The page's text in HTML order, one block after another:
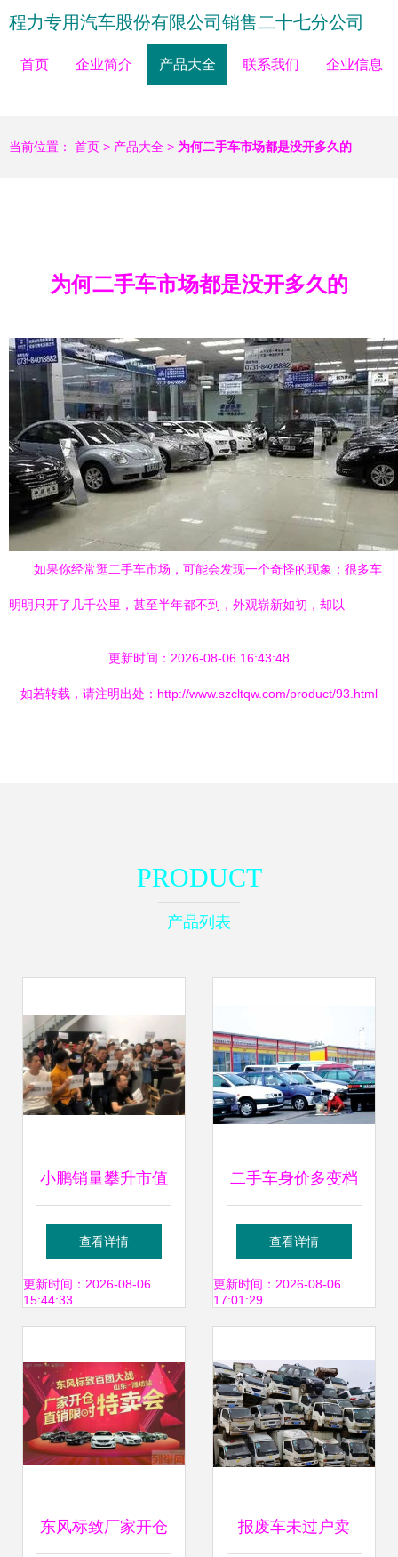
程力专用汽车股份有限公司销售二十七分公司
首页 企业简介 产品大全 联系我们 企业信息
当前位置： 首页 > 产品大全 > 为何二手车市场都是没开多久的
为何二手车市场都是没开多久的
如果你经常逛二手车市场，可能会发现一个奇怪的现象：很多车
明明只开了几千公里，甚至半年都不到，外观崭新如初，却以
更新时间：2026-08-06 16:43:48
如若转载，请注明出处：http://www.szcltqw.com/product/93.html
PRODUCT
产品列表
小鹏销量攀升市值
超越上汽，为何仍
不挣钱？新车卖买
查看详情
更新时间：2026-08-06
15:44:33
二手车身价多变档
案难查，买卖双方
两头害怕
查看详情
更新时间：2026-08-06
17:01:29
东风标致厂家开仓 报废车未过户卖